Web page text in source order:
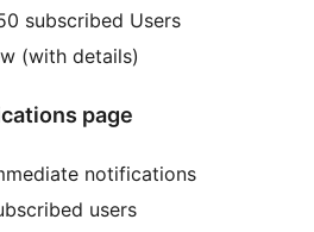
subscribed Users
(with details)
page
notifications
users